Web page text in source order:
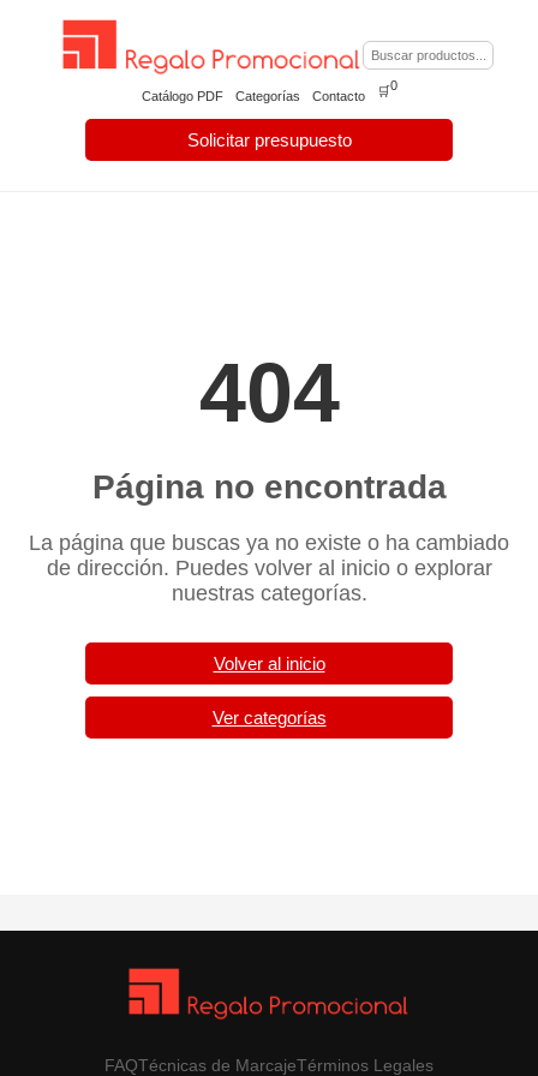
Catálogo PDF Categorías Contacto
Solicitar presupuesto
🛒0
404
Página no encontrada
La página que buscas ya no existe o ha cambiado
de dirección. Puedes volver al inicio o explorar
nuestras categorías.
Volver al inicio
Ver categorías
FAQTécnicas de MarcajeTérminos Legales